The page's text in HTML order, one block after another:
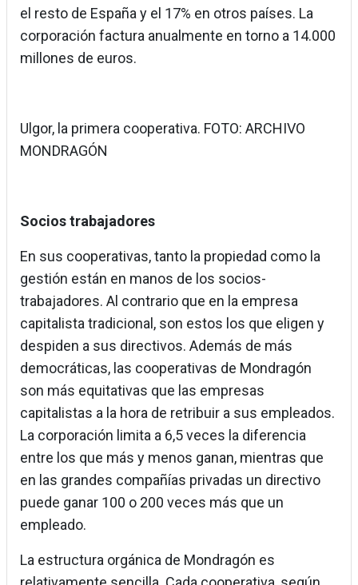
el resto de España y el 17% en otros países. La
corporación factura anualmente en torno a 14.000
millones de euros.
Ulgor, la primera cooperativa. FOTO: ARCHIVO
MONDRAGÓN
Socios trabajadores
En sus cooperativas, tanto la propiedad como la
gestión están en manos de los socios-
trabajadores. Al contrario que en la empresa
capitalista tradicional, son estos los que eligen y
despiden a sus directivos. Además de más
democráticas, las cooperativas de Mondragón
son más equitativas que las empresas
capitalistas a la hora de retribuir a sus empleados.
La corporación limita a 6,5 veces la diferencia
entre los que más y menos ganan, mientras que
en las grandes compañías privadas un directivo
puede ganar 100 o 200 veces más que un
empleado.
La estructura orgánica de Mondragón es